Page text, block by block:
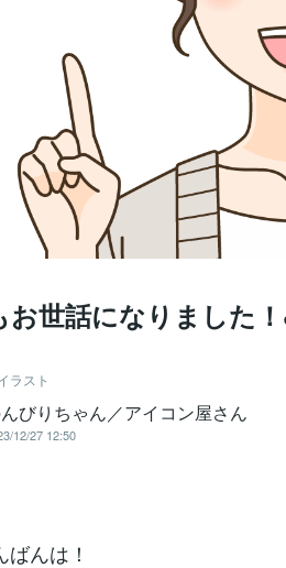
お世話になりました
ラスト
びりちゃん／アイコン屋さん
12/27 12:50
ばんは！